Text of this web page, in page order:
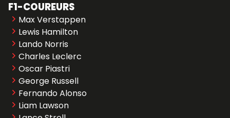
F1-COUREURS
Max Verstappen
Lewis Hamilton
Lando Norris
Charles Leclerc
Oscar Piastri
George Russell
Fernando Alonso
Liam Lawson